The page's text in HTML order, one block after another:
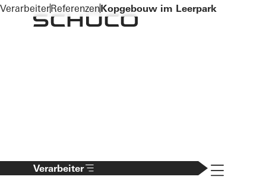
To the main content
Verarbeiter Navigation
VerarbeiterReferenzenKopgebouw im Leerpark